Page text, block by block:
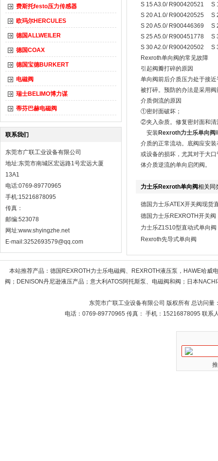
费斯托festo压力传感器
欧玛尔HERCULES
德国ALLWEILER
德国COAX
德国宝德BURKERT
电磁阀
瑞士BELIMO博力谋
蒂芬巴赫电磁阀
联系我们
东莞市广联工业设备有限公司
地址:东莞市南城区宏远路1号宏远大厦
13A1
电话:0769-89770965
手机:15216878095
传真：
邮编:523078
网址:www.shyingzhe.net
E-mail:3252693579@qq.com
S 15 A3.0/ R900420521 S
S 20 A1.0/ R900420525 S
S 20 A5.0/ R900446369 S
S 25 A5.0/ R900451778 S
S 30 A2.0/ R900420502 S
Rexroth单向阀的常见故障
引起阀瓣打碎的原因
单向阀前后介质压力处于接
被打碎。预防的办法是采用
介质倒流的原因
①密封面破坏；
②夹入杂质。修复密封面和清
安装 Rexroth力士乐单向阀
介质的正常流动。底阀应安
或设备的损坏，尤其对于大
体介质逆流的单向启闭阀。
力士乐Rexroth单向阀相关同
德国力士乐ATEX开关阀现货
德国力士乐REXROTH开关阀
力士乐Z1S10型直动式单向阀
Rexroth先导式单向阀
本站推荐产品： 德国REXROTH力士乐电磁阀、REXROTH液压泵，HAWE哈威
阀；DENISON丹尼逊液压产品；意大利ATOS阿托斯泵、电磁阀和阀；日本
东莞市广联工业设备有限公司 版权所有 总访问量
电话：0769-89770965 传真： 手机：15216878095 联系